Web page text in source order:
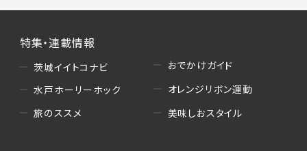
特集・連載情報
茨城イイトコナビ
水戸ホーリーホック
旅のススメ
おでかけガイド
オレンジリボン運動
美味しおスタイル